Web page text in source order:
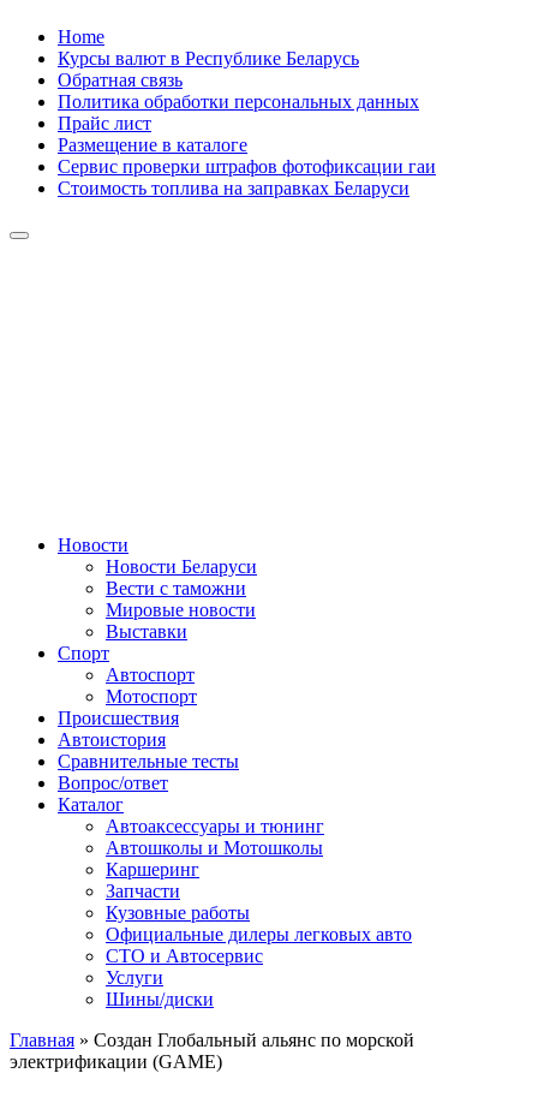
Skip
content
Home
Курсы валют в Республике Беларусь
Обратная связь
Политика обработки персональных данных
Прайс лист
Размещение в каталоге
Сервис проверки штрафов фотофиксации гаи
Стоимость топлива на заправках Беларуси
Сайт про автомобили
Новости
Новости Беларуси
Вести с таможни
Мировые новости
Выставки
Спорт
Автоспорт
Мотоспорт
Происшествия
Автоистория
Сравнительные тесты
Вопрос/ответ
Каталог
Автоакcессуары и тюнинг
Автошколы и Мотошколы
Каршеринг
Запчасти
Кузовные работы
Официальные дилеры легковых авто
СТО и Автосервис
Услуги
Шины/диски
Главная » Создан Глобальный альянс по морской
электрификации (GAME)